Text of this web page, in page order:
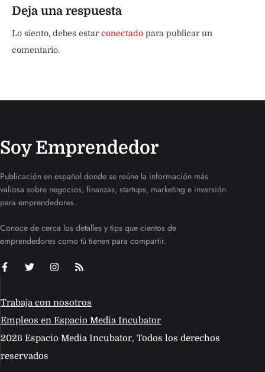
Deja una respuesta
Lo siento, debes estarconectado para publicar un
comentario.
Soy Emprendedor
Publicación en español donde se reúne la información más
valiosa sobre negocios, finanzas, startups, marketing e inversión
para emprendedores.
Conoce de cerca los detalles y tips que cientos de
emprendedores como tú tienen para compartir.
Trabaja con nosotros
Empleos en Espacio Media Incubator
2026 Espacio Media Incubator, Todos los derechos
reservados